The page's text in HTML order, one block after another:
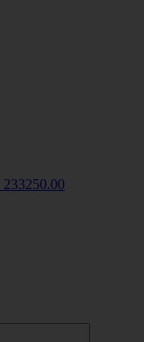
233250.00